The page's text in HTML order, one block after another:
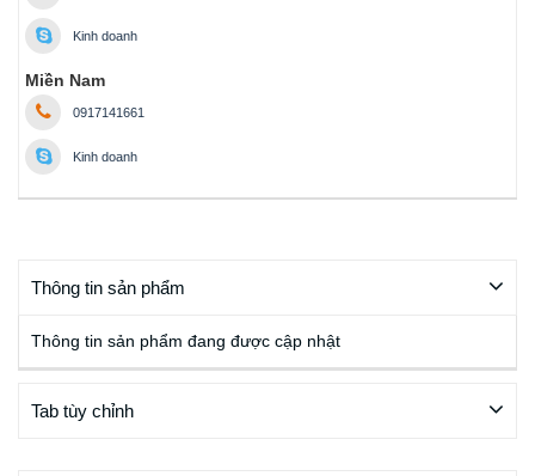
Kinh doanh
Miền Nam
0917141661
Kinh doanh
Thông tin sản phẩm
Thông tin sản phẩm đang được cập nhật
Tab tùy chỉnh